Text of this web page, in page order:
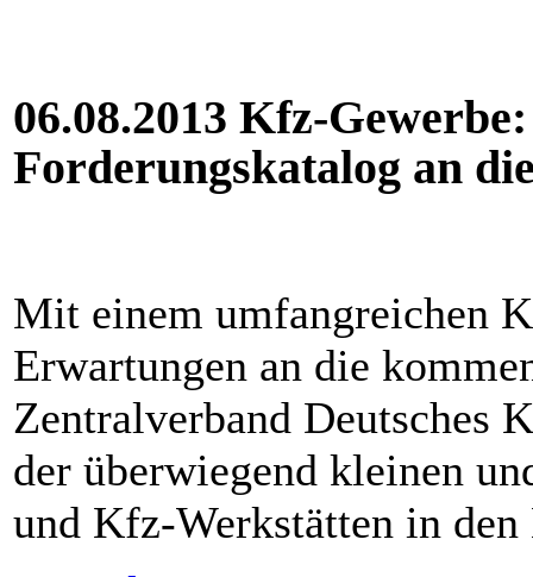
06.08.2013 Kfz-
Forderungskatalog an
Mit einem umfangreichen
Erwartungen an die
Zentralverband Deutsches
der überwiegend kleinen
und Kfz-Werkstätten in